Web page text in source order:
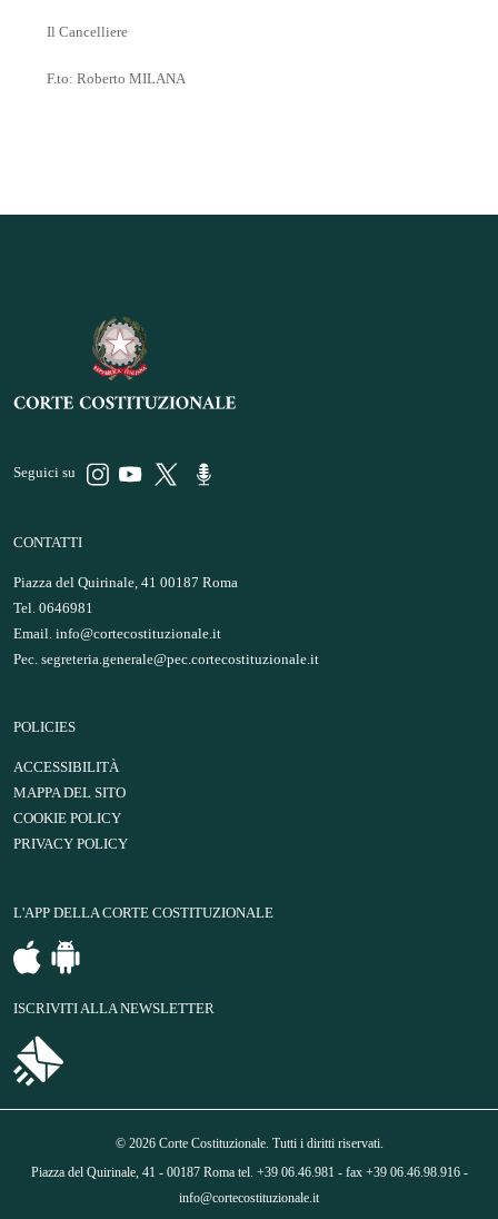
Il Cancelliere
F.to: Roberto MILANA
Seguici su
CONTATTI
Piazza del Quirinale, 41 00187 Roma
Tel. 0646981
Email. info@cortecostituzionale.it
Pec. segreteria.generale@pec.cortecostituzionale.it
POLICIES
ACCESSIBILITÀ
MAPPA DEL SITO
COOKIE POLICY
PRIVACY POLICY
L'APP DELLA CORTE COSTITUZIONALE
ISCRIVITI ALLA NEWSLETTER
© 2026 Corte Costituzionale. Tutti i diritti riservati.
Piazza del Quirinale, 41 - 00187 Roma tel. +39 06.46.981 - fax +39 06.46.98.916 -
info@cortecostituzionale.it